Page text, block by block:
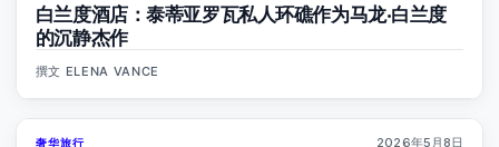
白兰度酒店：泰蒂亚罗瓦私人环礁作为马龙·白兰度
的沉静杰作
撰文 ELENA VANCE
奢华旅行 2026年5月8日